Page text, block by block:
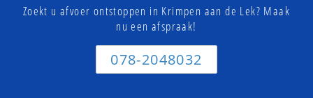
Zoekt u afvoer ontstoppen in Krimpen aan de Lek? Maak
nu een afspraak!
078-2048032